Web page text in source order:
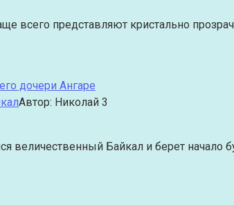
всего представляют кристально
дочери Ангаре
Автор: Николай 3
величественный Байкал и берет